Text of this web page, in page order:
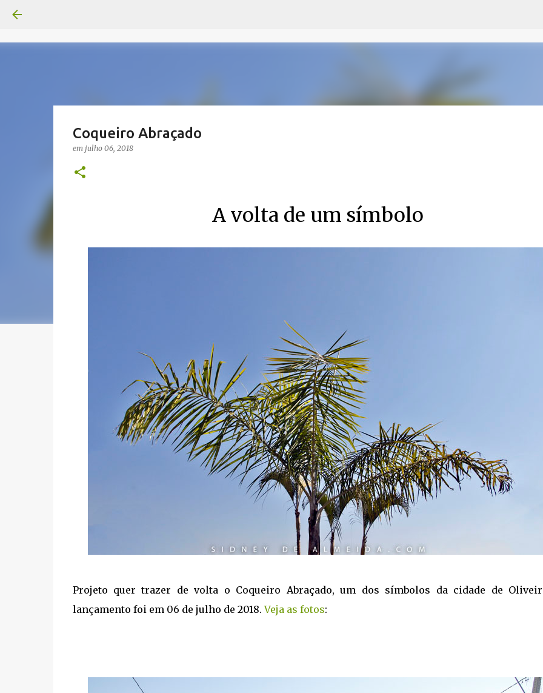
Coqueiro Abraçado
em julho 06, 2018
A volta de um símbolo
Projeto quer trazer de volta o Coqueiro Abraçado, um dos símbolos da cidade de
lançamento foi em 06 de julho de 2018.Veja as fotos: